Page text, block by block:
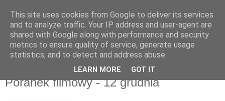
UTW Łomianki
Poranek filmowy - 12 grudnia
This site uses cookies from Google to deliver its services
and to analyze traffic. Your IP address and user-agent are
shared with Google along with performance and security
metrics to ensure quality of service, generate usage
statistics, and to detect and address abuse.
LEARN MORE GOT IT